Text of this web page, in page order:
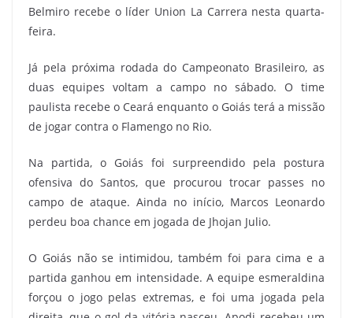
Belmiro recebe o líder Union La Carrera nesta quarta-
feira.
Já pela próxima rodada do Campeonato Brasileiro, as
duas equipes voltam a campo no sábado. O time
paulista recebe o Ceará enquanto o Goiás terá a missão
de jogar contra o Flamengo no Rio.
Na partida, o Goiás foi surpreendido pela postura
ofensiva do Santos, que procurou trocar passes no
campo de ataque. Ainda no início, Marcos Leonardo
perdeu boa chance em jogada de Jhojan Julio.
O Goiás não se intimidou, também foi para cima e a
partida ganhou em intensidade. A equipe esmeraldina
forçou o jogo pelas extremas, e foi uma jogada pela